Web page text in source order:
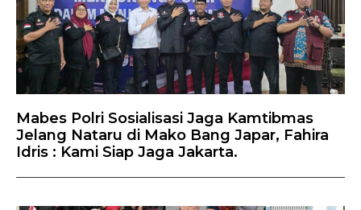
Mabes Polri Sosialisasi Jaga Kamtibmas
Jelang Nataru di Mako Bang Japar, Fahira
Idris : Kami Siap Jaga Jakarta.